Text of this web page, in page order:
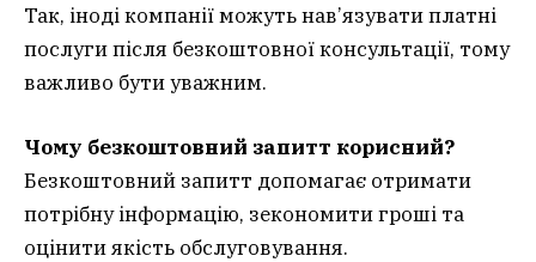
Так, іноді компанії можуть нав’язувати платні
послуги після безкоштовної консультації, тому
важливо бути уважним.
Чому безкоштовний запитт корисний?
Безкоштовний запитт допомагає отримати
потрібну інформацію, зекономити гроші та
оцінити якість обслуговування.